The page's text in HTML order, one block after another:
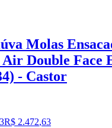
Molas
Double Face
- Castor
R$ 2.472,63